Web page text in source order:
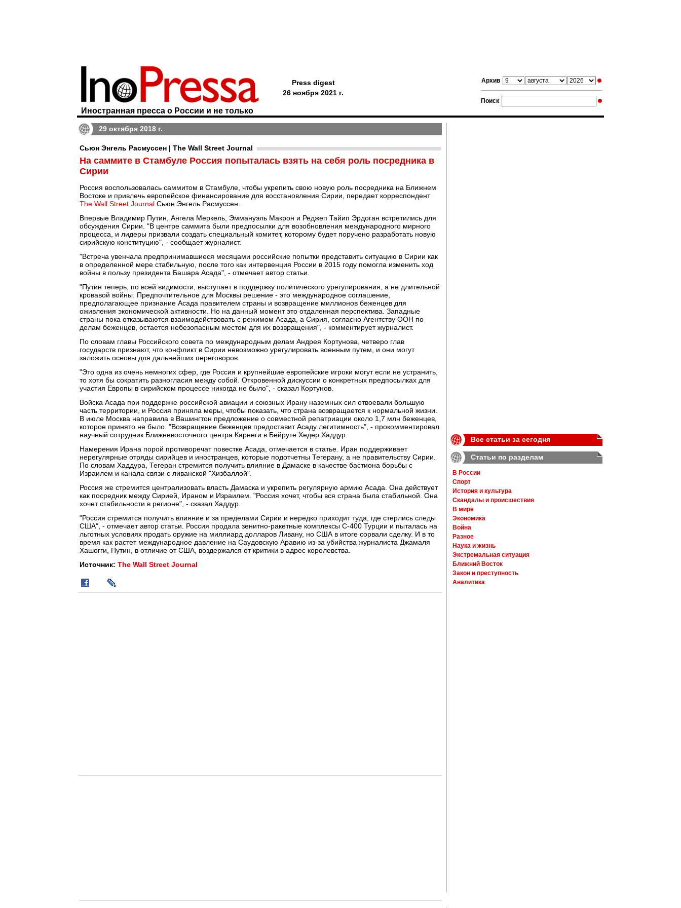
Архив
Поиск
Иностранная пресса о России и не только
Press digest
26 ноября 2021 г.
29 октября 2018 г.
Сьюн Энгель Расмуссен | The Wall Street Journal
На саммите в Стамбуле Россия попыталась взять на себя роль посредника в
Сирии
Россия воспользовалась саммитом в Стамбуле, чтобы укрепить свою новую роль посредника на Ближнем
Востоке и привлечь европейское финансирование для восстановления Сирии, передает корреспондент
The Wall Street Journal Сьюн Энгель Расмуссен.
Впервые Владимир Путин, Ангела Меркель, Эммануэль Макрон и Реджеп Тайип Эрдоган встретились для
обсуждения Сирии. "В центре саммита были предпосылки для возобновления международного мирного
процесса, и лидеры призвали создать специальный комитет, которому будет поручено разработать новую
сирийскую конституцию", - сообщает журналист.
"Встреча увенчала предпринимавшиеся месяцами российские попытки представить ситуацию в Сирии как
в определенной мере стабильную, после того как интервенция России в 2015 году помогла изменить ход
войны в пользу президента Башара Асада", - отмечает автор статьи.
"Путин теперь, по всей видимости, выступает в поддержку политического урегулирования, а не длительной
кровавой войны. Предпочтительное для Москвы решение - это международное соглашение,
предполагающее признание Асада правителем страны и возвращение миллионов беженцев для
оживления экономической активности. Но на данный момент это отдаленная перспектива. Западные
страны пока отказываются взаимодействовать с режимом Асада, а Сирия, согласно Агентству ООН по
делам беженцев, остается небезопасным местом для их возвращения", - комментирует журналист.
По словам главы Российского совета по международным делам Андрея Кортунова, четверо глав
государств признают, что конфликт в Сирии невозможно урегулировать военным путем, и они могут
заложить основы для дальнейших переговоров.
"Это одна из очень немногих сфер, где Россия и крупнейшие европейские игроки могут если не устранить,
то хотя бы сократить разногласия между собой. Откровенной дискуссии о конкретных предпосылках для
участия Европы в сирийском процессе никогда не было", - сказал Кортунов.
Войска Асада при поддержке российской авиации и союзных Ирану наземных сил отвоевали большую
часть территории, и Россия приняла меры, чтобы показать, что страна возвращается к нормальной жизни.
В июле Москва направила в Вашингтон предложение о совместной репатриации около 1,7 млн беженцев,
которое принято не было. "Возвращение беженцев предоставит Асаду легитимность", - прокомментировал
научный сотрудник Ближневосточного центра Карнеги в Бейруте Хедер Хаддур.
Намерения Ирана порой противоречат повестке Асада, отмечается в статье. Иран поддерживает
нерегулярные отряды сирийцев и иностранцев, которые подотчетны Тегерану, а не правительству Сирии.
По словам Хаддура, Тегеран стремится получить влияние в Дамаске в качестве бастиона борьбы с
Израилем и канала связи с ливанской "Хизбаллой".
Россия же стремится централизовать власть Дамаска и укрепить регулярную армию Асада. Она действует
как посредник между Сирией, Ираном и Израилем. "Россия хочет, чтобы вся страна была стабильной. Она
хочет стабильности в регионе", - сказал Хаддур.
"Россия стремится получить влияние и за пределами Сирии и нередко приходит туда, где стерлись следы
США", - отмечает автор статьи. Россия продала зенитно-ракетные комплексы С-400 Турции и пыталась на
льготных условиях продать оружие на миллиард долларов Ливану, но США в итоге сорвали сделку. И в то
время как растет международное давление на Саудовскую Аравию из-за убийства журналиста Джамаля
Хашогги, Путин, в отличие от США, воздержался от критики в адрес королевства.
Источник: The Wall Street Journal
Все статьи за сегодня
Статьи по разделам
В России
Спорт
История и культура
Скандалы и происшествия
В мире
Экономика
Война
Разное
Наука и жизнь
Экстремальная ситуация
Ближний Восток
Закон и преступность
Аналитика